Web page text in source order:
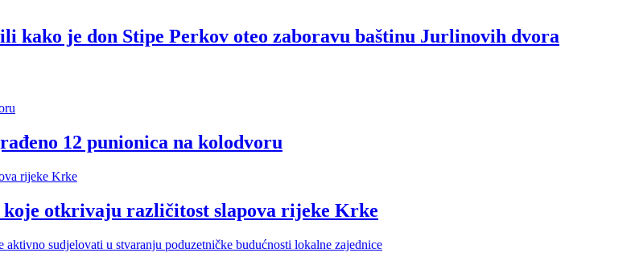
kako je don Stipe Perkov oteo zaboravu baštinu Jurlinovih dvora
12 punionica na kolodvoru
otkrivaju različitost slapova rijeke Krke